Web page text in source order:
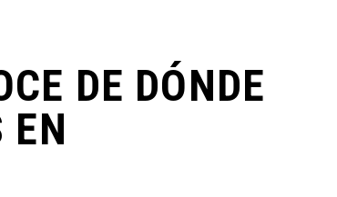
DE DÓNDE
EN